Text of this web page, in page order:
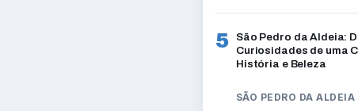
5
São Pedro da Aldeia:
Curiosidades de uma
História e Beleza
SÃO PEDRO DA ALDEIA